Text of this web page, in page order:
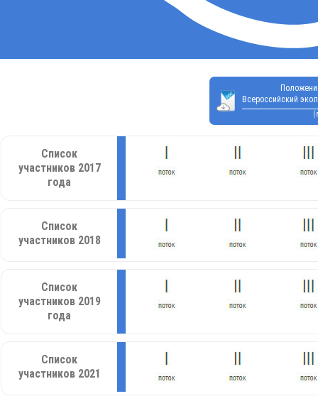
Всероссийский
Список
участников 2017
года
Список
участников 2018
Список
участников 2019
года
Список
участников 2021